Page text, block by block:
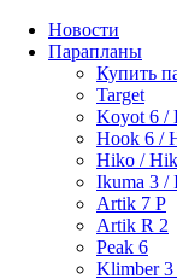
Новости
Парапланы
Купить
Target
Koyot 6 /
Hook 6 /
Hiko /
Ikuma 3 /
Artik 7 P
Artik R 2
Peak 6
Klimber 3